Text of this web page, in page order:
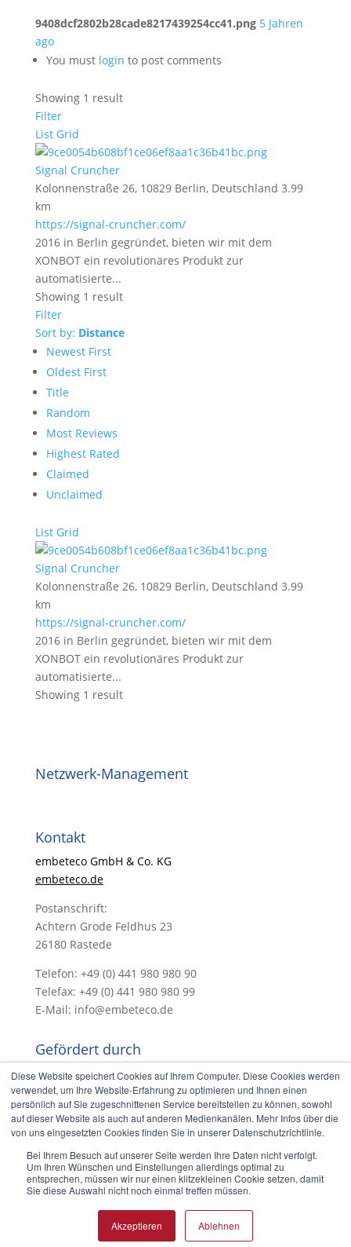
Diese Website speichert Cookies auf Ihrem Computer. Diese Cookies werden
verwendet, um Ihre Website-Erfahrung zu optimieren und Ihnen einen
persönlich auf Sie zugeschnittenen Service bereitstellen zu können, sowohl
auf dieser Website als auch auf anderen Medienkanälen. Mehr Infos über die
von uns eingesetzten Cookies finden Sie in unserer Datenschutzrichtlinie.
Bei Ihrem Besuch auf unserer Seite werden Ihre Daten nicht verfolgt.
Um Ihren Wünschen und Einstellungen allerdings optimal zu
entsprechen, müssen wir nur einen klitzekleinen Cookie setzen, damit
Sie diese Auswahl nicht noch einmal treffen müssen.
Akzeptieren Ablehnen
9408dcf2802b28cade8217439254cc41.png 5 Jahren
ago
You must login to post comments
Showing 1 result
Filter
List Grid
Signal Cruncher
Kolonnenstraße 26, 10829 Berlin, Deutschland 3.99
km
https://signal-cruncher.com/
2016 in Berlin gegründet, bieten wir mit dem
XONBOT ein revolutionäres Produkt zur
automatisierte...
Showing 1 result
Filter
Sort by: Distance
Newest First
Oldest First
Title
Random
Most Reviews
Highest Rated
Claimed
Unclaimed
List Grid
Signal Cruncher
Kolonnenstraße 26, 10829 Berlin, Deutschland 3.99
km
https://signal-cruncher.com/
2016 in Berlin gegründet, bieten wir mit dem
XONBOT ein revolutionäres Produkt zur
automatisierte...
Showing 1 result
Netzwerk-Management
Kontakt
embeteco GmbH & Co. KG
embeteco.de
Postanschrift:
Achtern Grode Feldhus 23
26180 Rastede
Telefon: +49 (0) 441 980 980 90
Telefax: +49 (0) 441 980 980 99
E-Mail: info@embeteco.de
Gefördert durch
©embeteco GmbH & Co. KG|Impressum|
Datenschutz